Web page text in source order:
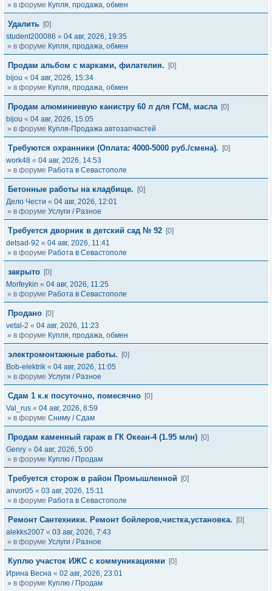
» в форуме Купля, продажа, обмен
Удалить [0]
student200086 « 04 авг, 2026, 19:35
» в форуме Купля, продажа, обмен
Продам альбом с марками, филателия.
[0]
bijou « 04 авг, 2026, 15:34
» в форуме Купля, продажа, обмен
Продам алюминиевую канистру 60 л для ГСМ, масла [0]
bijou « 04 авг, 2026, 15:05
» в форуме Купля-Продажа автозапчастей
Требуются охранники (Оплата: 4000-5000 руб./смена).
[0]
work48 « 04 авг, 2026, 14:53
» в форуме Работа в Севастополе
Бетонные работы на кладбище.
[0]
Дело Чести « 04 авг, 2026, 12:01
» в форуме Услуги / Разное
Требуется дворник в детский сад № 92 [0]
detsad-92 « 04 авг, 2026, 11:41
» в форуме Работа в Севастополе
закрыто [0]
Morfeykin « 04 авг, 2026, 11:25
» в форуме Работа в Севастополе
Продано [0]
vetal-2 « 04 авг, 2026, 11:23
» в форуме Купля, продажа, обмен
электромонтажные работы.
[0]
Bob-elektrik « 04 авг, 2026, 11:05
» в форуме Услуги / Разное
Сдам 1 к.к посуточно, помесячно [0]
Val_rus « 04 авг, 2026, 8:59
» в форуме Сниму / Сдам
Продам каменный гараж в ГК Океан-4 (1.95 млн) [0]
Genry « 04 авг, 2026, 5:00
» в форуме Куплю / Продам
Требуется сторож в район Промышленной
[0]
anvor05 « 03 авг, 2026, 15:11
» в форуме Работа в Севастополе
Ремонт Сантехники. Ремонт бойлеров,чистка,установка.
[0]
alekks2007 « 03 авг, 2026, 7:43
» в форуме Услуги / Разное
Куплю участок ИЖС с коммуникациями
[0]
Ирина Весна « 02 авг, 2026, 23:01
» в форуме Куплю / Продам